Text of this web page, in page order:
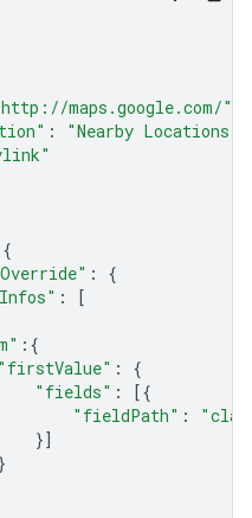
maps.google.com/"
: "Nearby Locations"
{
:
{
:
[
:{
"firstValue" :
{
"fields" :
[{
"fieldPath" :
}]
}